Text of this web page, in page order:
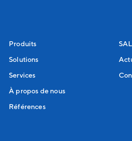
Produits
Solutions
Services
À propos de nous
Références